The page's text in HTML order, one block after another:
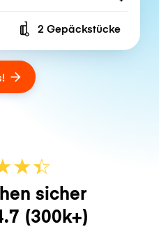
Number of bags
2 Gepäckstücke
★☆
★
sicher
(300k+)